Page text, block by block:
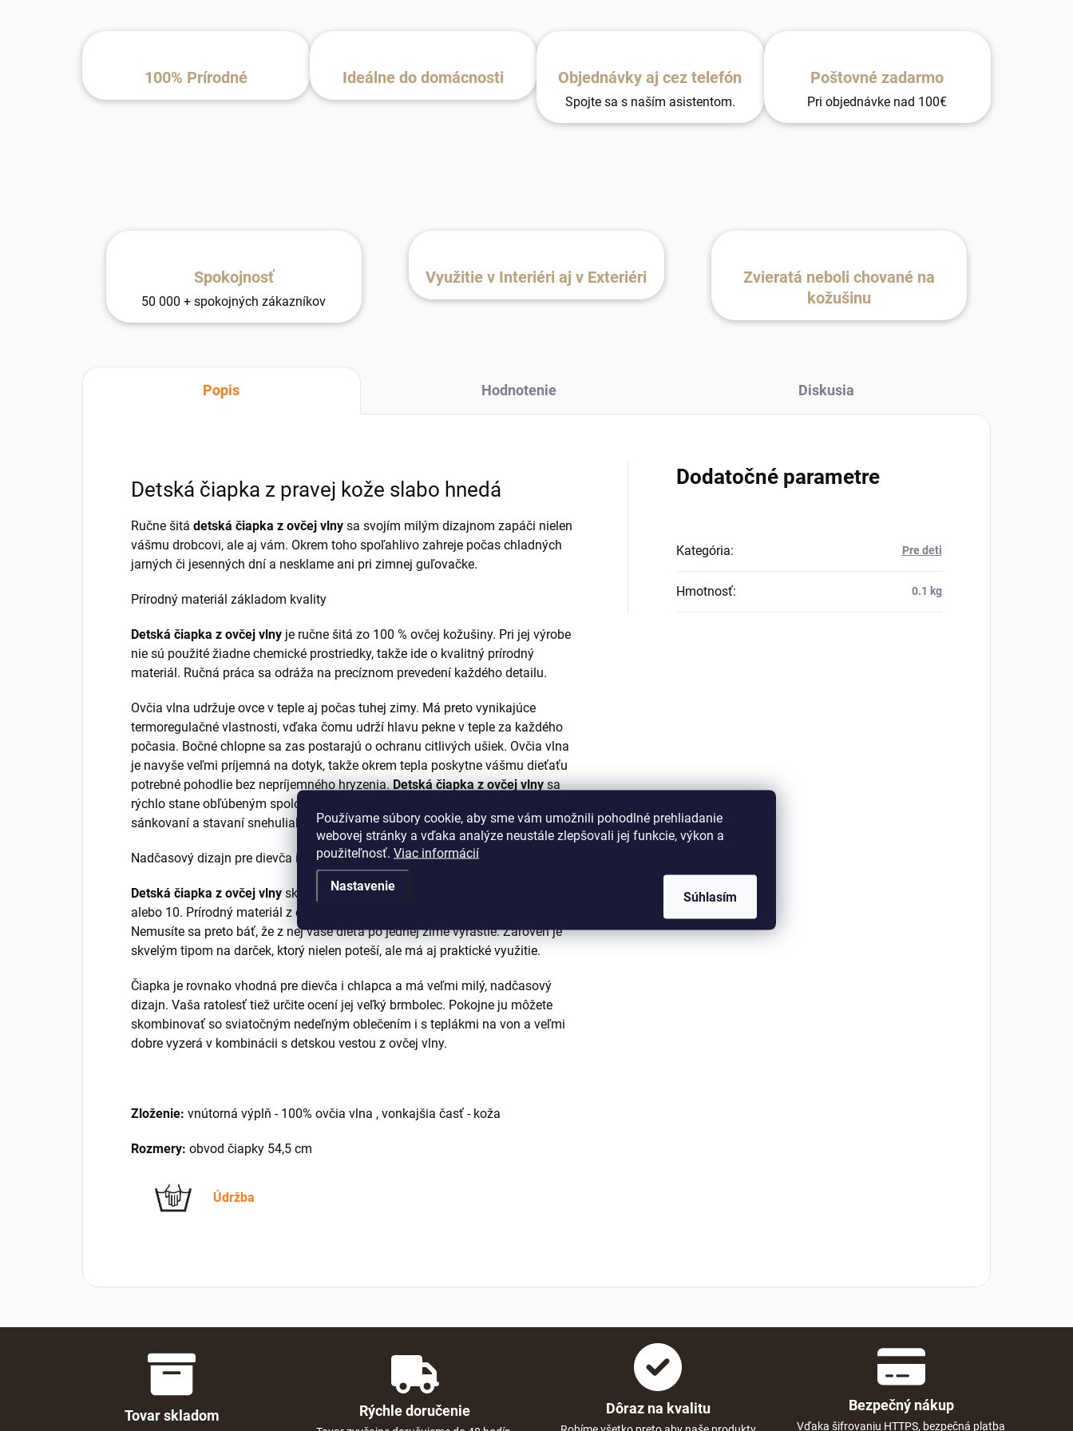
Používame súbory cookie, aby sme vám umožnili pohodlné prehliadanie
webovej stránky a vďaka analýze neustále zlepšovali jej funkcie, výkon a
použiteľnosť. Viac informácií
Nastavenie
Súhlasím
100% Prírodné Ideálne do domácnosti Objednávky aj cez telefón
Spojte sa s naším asistentom.
Poštovné zadarmo
Pri objednávke nad 100€
Spokojnosť
50 000 + spokojných zákazníkov
Využitie v Interiéri aj v Exteriéri
Zvieratá neboli chované na
kožušinu
Popis Hodnotenie Diskusia
Detská čiapka z pravej kože slabo hnedá
Ručne šitá detská čiapka z ovčej vlny sa svojím milým dizajnom zapáči nielen
vášmu drobcovi, ale aj vám. Okrem toho spoľahlivo zahreje počas chladných
jarných či jesenných dní a nesklame ani pri zimnej guľovačke.
Prírodný materiál základom kvality
Detská čiapka z ovčej vlny je ručne šitá zo 100 % ovčej kožušiny. Pri jej výrobe
nie sú použité žiadne chemické prostriedky, takže ide o kvalitný prírodný
materiál. Ručná práca sa odráža na precíznom prevedení každého detailu.
Ovčia vlna udržuje ovce v teple aj počas tuhej zimy. Má preto vynikajúce
termoregulačné vlastnosti, vďaka čomu udrží hlavu pekne v teple za každého
počasia. Bočné chlopne sa zas postarajú o ochranu citlivých ušiek. Ovčia vlna
je navyše veľmi príjemná na dotyk, takže okrem tepla poskytne vášmu dieťaťu
potrebné pohodlie bez nepríjemného hryzenia. Detská čiapka z ovčej vlny sa
rýchlo stane obľúbeným spoločníkom pri jesennom zbere gaštanov, ako aj pri
sánkovaní a stavaní snehuliaka.
Nadčasový dizajn pre dievča i chlapca
Detská čiapka z ovčej vlny skvele sadne na hlavu vášho dieťaťa, či má 3 roky
alebo 10. Prírodný materiál z ovčej kože sa vynikajúco prispôsobí každej hlave.
Nemusíte sa preto báť, že z nej vaše dieťa po jednej zime vyrastie. Zároveň je
skvelým tipom na darček, ktorý nielen poteší, ale má aj praktické využitie.
Čiapka je rovnako vhodná pre dievča i chlapca a má veľmi milý, nadčasový
dizajn. Vaša ratolesť tiež určite ocení jej veľký brmbolec. Pokojne ju môžete
skombinovať so sviatočným nedeľným oblečením i s teplákmi na von a veľmi
dobre vyzerá v kombinácii s detskou vestou z ovčej vlny.
Zloženie: vnútorná výplň - 100% ovčia vlna , vonkajšia časť - koža
Rozmery: obvod čiapky 54,5 cm
Údržba
Dodatočné parametre
Kategória: Pre deti
Hmotnosť: 0.1 kg
Tovar skladom Rýchle doručenie Dôraz na kvalitu Bezpečný nákup
Vďaka šifrovaniu HTTPS, bezpečná platba